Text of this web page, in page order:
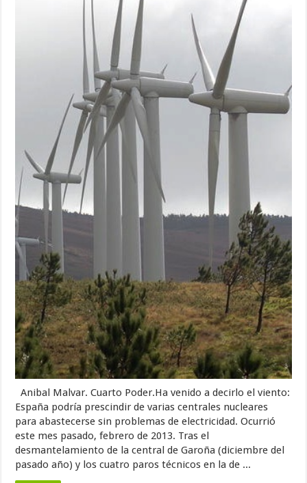
Anibal Malvar. Cuarto Poder.Ha venido a decirlo el viento:
España podría prescindir de varias centrales nucleares
para abastecerse sin problemas de electricidad. Ocurrió
este mes pasado, febrero de 2013. Tras el
desmantelamiento de la central de Garoña (diciembre del
pasado año) y los cuatro paros técnicos en la de ...